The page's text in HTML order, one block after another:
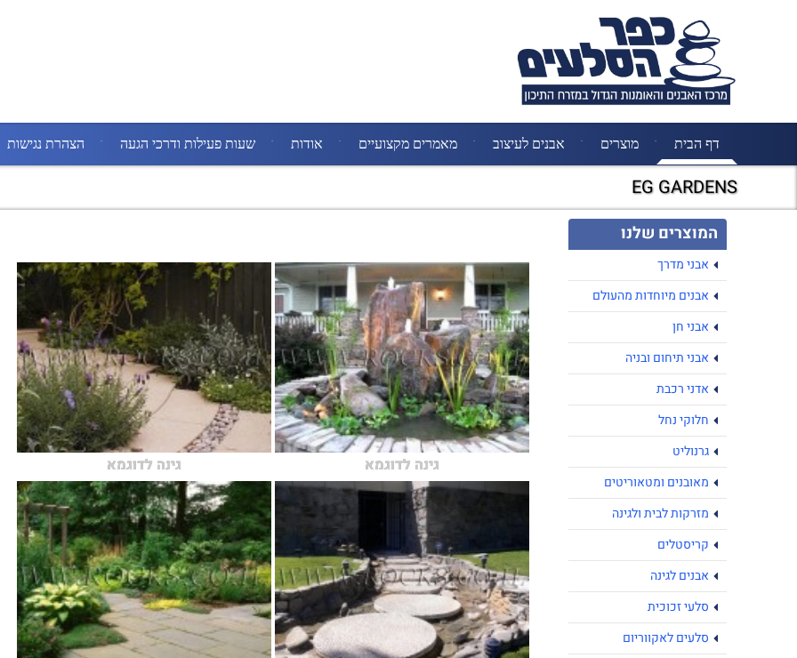
דף הבית מוצרים אבנים לעיצוב מאמרים מקצועיים אודות שעות פעילות ודרכי הגעה הצהרת נגישות
EG GARDENS
המוצרים שלנו
אבני מדרך
אבנים מיוחדות מהעולם
אבני חן
אבני תיחום ובניה
אדני רכבת
חלוקי נחל
גרנוליט
מאובנים ומטאוריטים
מזרקות לבית ולגינה
קריסטלים
אבנים לגינה
סלעי זכוכית
סלעים לאקווריום
גינה לדוגמא גינה לדוגמא